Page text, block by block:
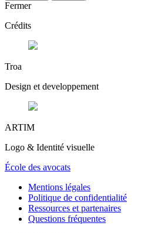
Fermer
Crédits
Troa
Design et developpement
ARTIM
Logo & Identité visuelle
École des avocats
Mentions légales
Politique de confidentialité
Ressources et partenaires
Questions fréquentes